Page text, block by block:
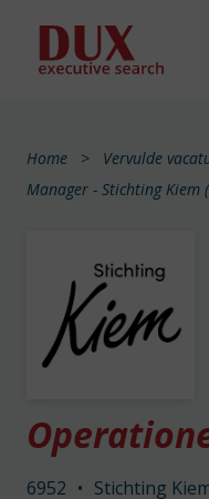
Home Vervulde
Manager - Stichting Kiem
6952 • Stichting